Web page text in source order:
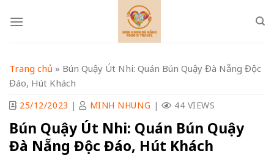
Trang chủ » Bún Quậy Út Nhi: Quán Bún Quậy Đà Nẵng Độc
Đáo, Hút Khách
25/12/2023 | MINH NHUNG | 44 VIEWS
Bún Quậy Út Nhi: Quán Bún Quậy
Đà Nẵng Độc Đáo, Hút Khách